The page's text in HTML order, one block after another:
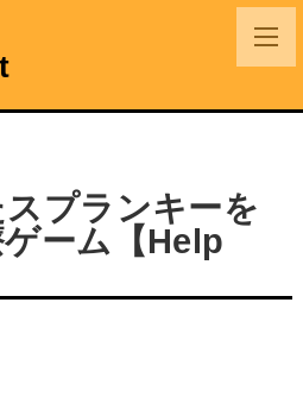
プランキーを
ーム【Help